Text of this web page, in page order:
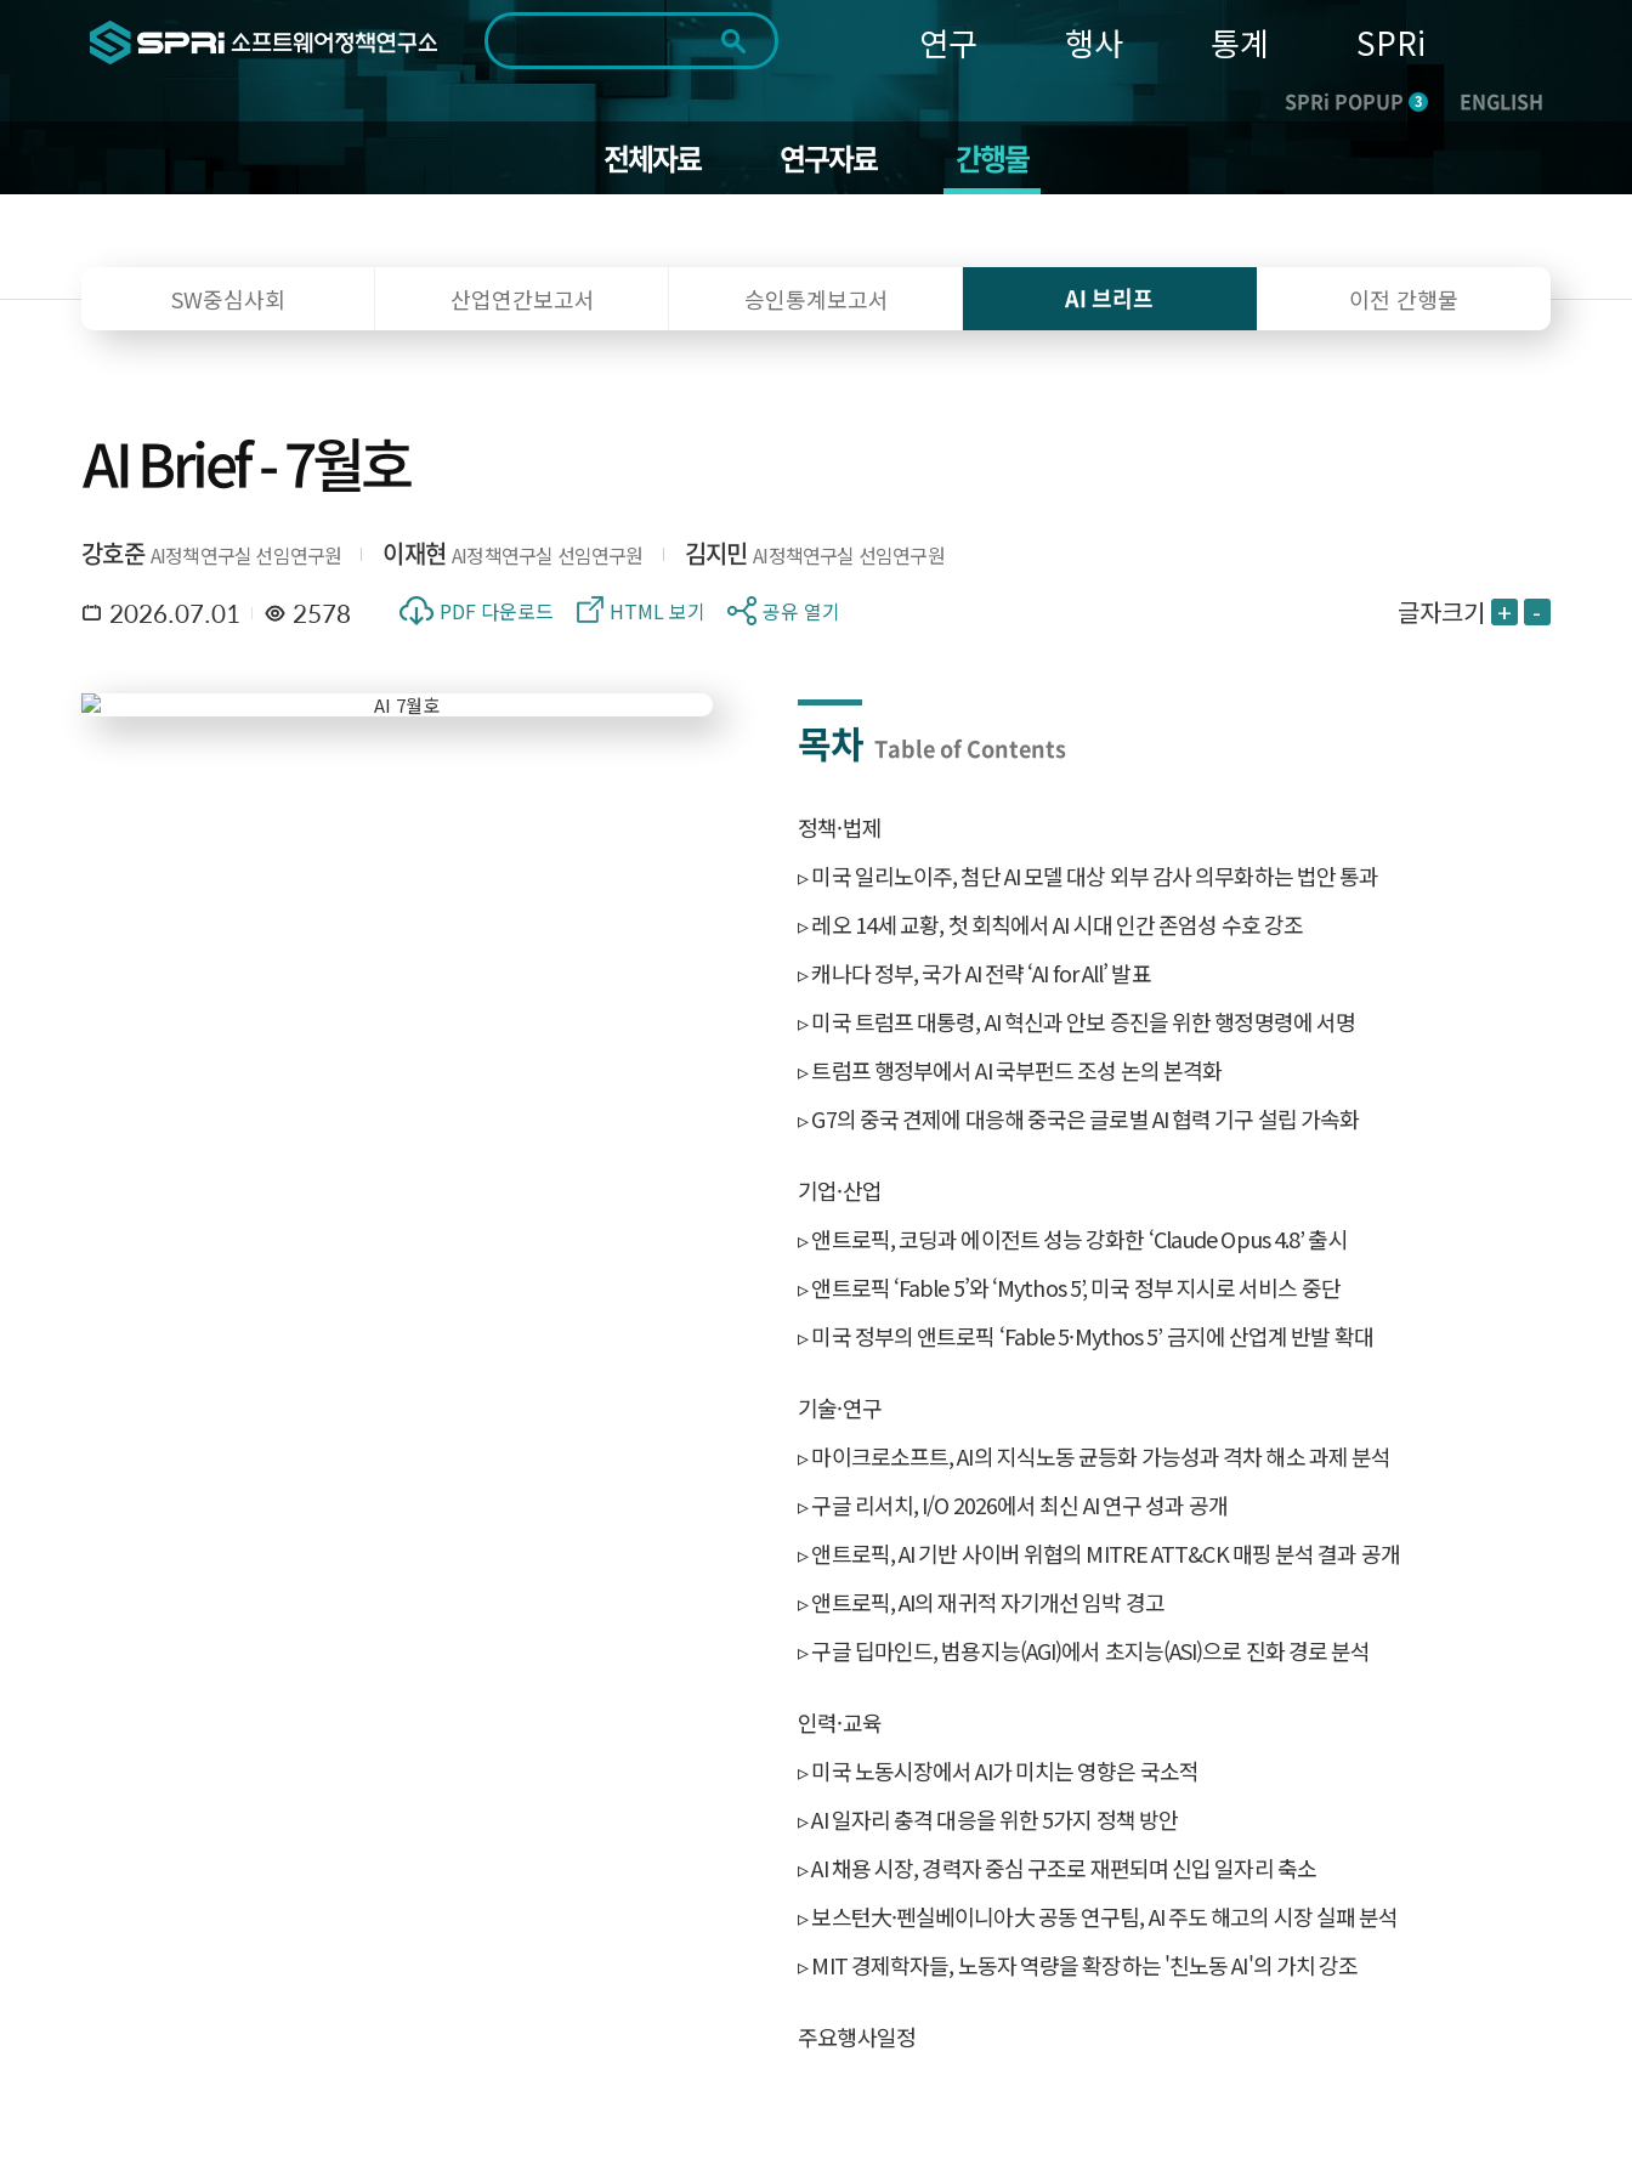
검색범위 전체
기간 전체 1일 1주 1개월 3개월 1년
~
연구 행사 통계 SPRi
SPRi POPUP 3 ENGLISH
전체자료 연구자료 간행물
SW중심사회 산업연간보고서 승인통계보고서 AI 브리프 이전 간행물
AI Brief - 7월호
강호준 AI정책연구실 선임연구원 이재현 AI정책연구실 선임연구원 김지민 AI정책연구실 선임연구원
2026.07.01 2578 PDF 다운로드 HTML 보기 공유 열기 글자크기 + -
목차 Table of Contents
정책·법제
▹ 미국 일리노이주, 첨단 AI 모델 대상 외부 감사 의무화하는 법안 통과
▹ 레오 14세 교황, 첫 회칙에서 AI 시대 인간 존엄성 수호 강조
▹ 캐나다 정부, 국가 AI 전략 ‘AI for All’ 발표
▹ 미국 트럼프 대통령, AI 혁신과 안보 증진을 위한 행정명령에 서명
▹ 트럼프 행정부에서 AI 국부펀드 조성 논의 본격화
▹ G7의 중국 견제에 대응해 중국은 글로벌 AI 협력 기구 설립 가속화
기업·산업
▹ 앤트로픽, 코딩과 에이전트 성능 강화한 ‘Claude Opus 4.8’ 출시
▹ 앤트로픽 ‘Fable 5’와 ‘Mythos 5’, 미국 정부 지시로 서비스 중단
▹ 미국 정부의 앤트로픽 ‘Fable 5·Mythos 5’ 금지에 산업계 반발 확대
기술·연구
▹ 마이크로소프트, AI의 지식노동 균등화 가능성과 격차 해소 과제 분석
▹ 구글 리서치, I/O 2026에서 최신 AI 연구 성과 공개
▹ 앤트로픽, AI 기반 사이버 위협의 MITRE ATT&CK 매핑 분석 결과 공개
▹ 앤트로픽, AI의 재귀적 자기개선 임박 경고
▹ 구글 딥마인드, 범용지능(AGI)에서 초지능(ASI)으로 진화 경로 분석
인력·교육
▹ 미국 노동시장에서 AI가 미치는 영향은 국소적
▹ AI 일자리 충격 대응을 위한 5가지 정책 방안
▹ AI 채용 시장, 경력자 중심 구조로 재편되며 신입 일자리 축소
▹ 보스턴大·펜실베이니아大 공동 연구팀, AI 주도 해고의 시장 실패 분석
▹ MIT 경제학자들, 노동자 역량을 확장하는 '친노동 AI'의 가치 강조
주요행사일정